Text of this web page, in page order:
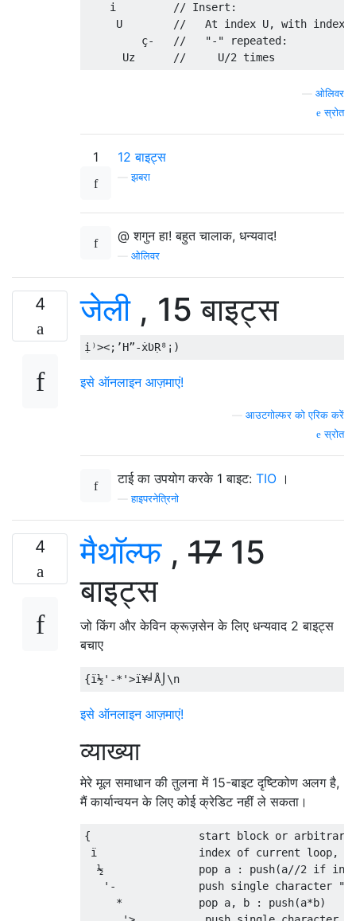
    i         // Insert:
U        //   At index U, with index-
         ç-   //   "-" repeated:
ओलिवर
स्रोत
1 12 बाइट्स
—झबरा
@ शगुन हा! बहुत चालाक, धन्यवाद!
ओलिवर
4 जेली, 15 बाइट्स
इसे ऑनलाइन आज़माएं!
आउटगोल्फर को एरिक करें
स्रोत
टाई का उपयोग करके 1 बाइट: TIO ।
—हाइपरनेत्रिनो
4 मैथॉल्फ, 17 15
बाइट्स
जो किंग और केविन क्रूज़सेन के लिए धन्यवाद 2 बाइट्स
बचाए
इसे ऑनलाइन आज़माएं!
व्याख्या
मेरे मूल समाधान की तुलना में 15-बाइट दृष्टिकोण अलग है,
मैं कार्यान्वयन के लिए कोई क्रेडिट नहीं ले सकता।
{                 start block or arbitrary
ï                index of current loop, or
½               pop a : push(a//2 if int
'-             push single character "-
     *            pop a, b : push(a*b)